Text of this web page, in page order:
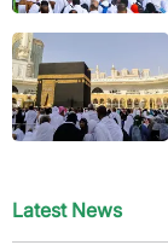
Latest News